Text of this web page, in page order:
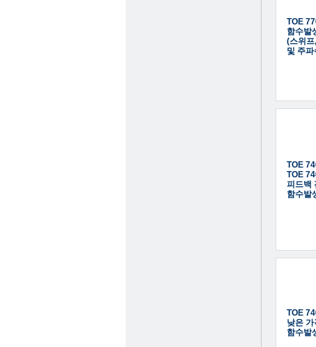
TOE
함수발
(스위프
및 주
TOE
TOE
피드백
함수발
TOE
낮은 가
함수발